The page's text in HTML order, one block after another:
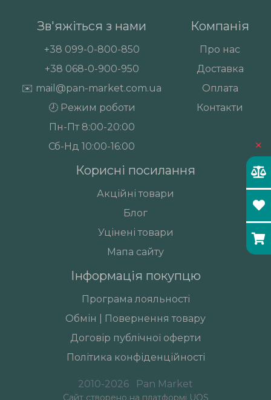
×
Зв'яжіться з нами
+38 099-0-800-850
+38 068-0-900-950
✉️ mail@pan-market.com.ua
🕗 Режим роботи
Пн-Пт 8:00-20:00
Сб-Нд 10:00-16:00
Компанія
Про нас
Доставка
Оплата
Контакти
Корисні посилання
Акційні товари
Блог
Уцінені товари
Мапа сайту
Інформація покупцю
Програма лояльності
Обмін | Повернення товару
Договір публічної оферти
Політика конфіденційності
2010-2026 Pan Market
Сайт створено на платформі UOS